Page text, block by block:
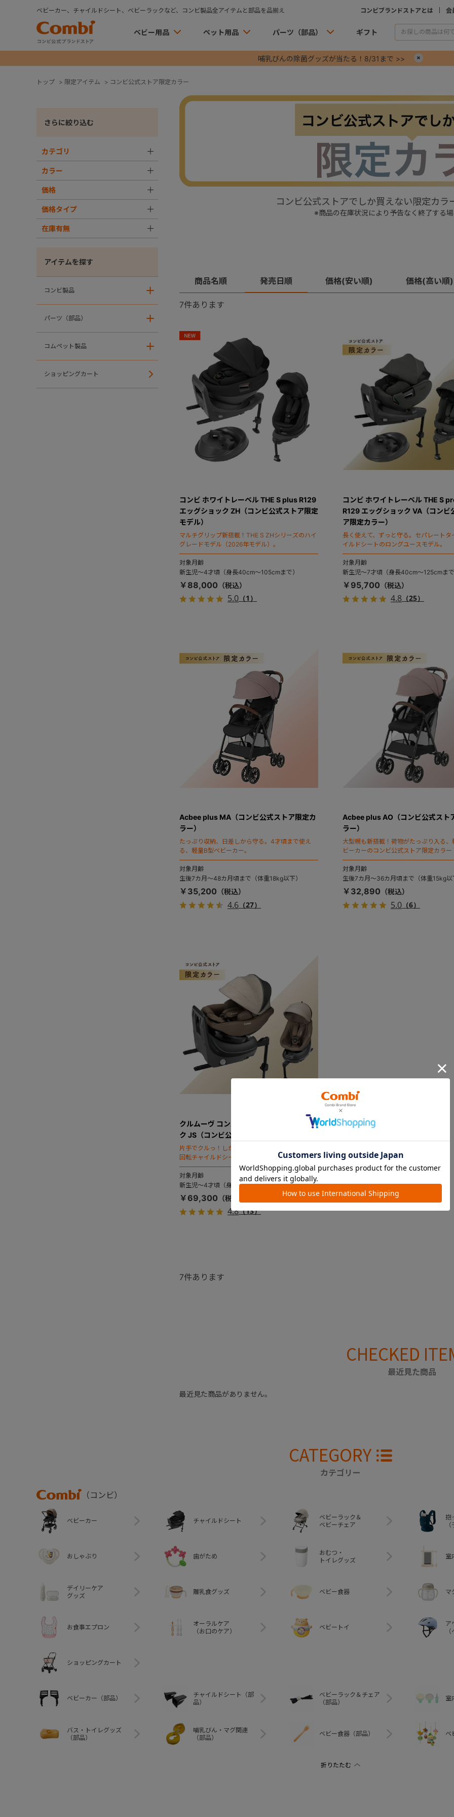
ベビーカー、チャイルドシート、ベビーラックなど、コンビ製品全アイテムと部品を品揃え コンビブランドストアとは 会
ベビー用品 ペット用品 パーツ（部品） ギフト
哺乳びんの除菌グッズが当たる！8/31まで >>
トップ > 限定アイテム > コンビ公式ストア限定カラー
さらに絞り込む
カテゴリ
カラー
価格
価格タイプ
在庫有無
アイテムを探す
コンビ製品
パーツ（部品）
コムペット製品
ショッピングカート
コンビ公式ストアでしか買えない限定カラ
※商品の在庫状況により予告なく終了する
商品名順 発売日順 価格(安い順) 価格(高い順)
7件あります
コンビ ホワイトレーベル THE S plus R129
エッグショック ZH（コンビ公式ストア限定
モデル）
マルチグリップ新搭載！THE S ZHシリーズのハイ
グレードモデル（2026年モデル）。
対象月齢
新生児～4才頃（身長40cm～105cmまで）
￥88,000
5.0 （1）
コンビ ホワイトレーベル THE S
R129 エッグショック VA（コンビ
ア限定カラー）
長く使えて、ずっと守る。セパレートタ
イルドシートのロングユースモデル。
対象月齢
新生児～7才頃（身長40cm～125cmま
￥95,700
4.8（25）
Acbee plus MA（コンビ公式ストア限定カ
ラー）
たっぷり収納、日差しから守る。4才頃まで使え
る、軽量B型ベビーカー。
対象月齢
生後7カ月～48カ月頃まで（体重18kg以下）
￥35,200
4.6 （27）
Acbee plus AO（コンビ公式スト
ラー）
大型幌も新搭載！荷物がたっぷり入る、
ビーカーのコンビ公式ストア限定カラ
モデル）。
対象月齢
生後7カ月～36カ月頃まで（体重15kg以
￥32,890
5.0（6）
クルムーヴ コンパクト R129 エッグショッ
ク JS（コンビ公式ストア限定カラー）
片手でクルっ！しかも、コンパクト！乗せやすい
回転チャイルドシート。
対象月齢
新生児～4才頃（身長40cm～105cmまで）
￥69,300
4.8（13）
7件あります
CHECKED
最近見た商品
最近見た商品がありません。
CATEGORY
カテゴリー
Combi
（コンビ）
ベビーカー チャイルドシート
ベビーラック＆
ベビーチェア
抱
おしゃぶり 歯がため
おむつ・
トイレグッズ
室
デイリーケア
グッズ
離乳食グッズ ベビー食器 マ
お食事エプロン
オーラルケア
（お口のケア）
ベビートイ
ア
ショッピングカート
ベビーカー（部品）
チャイルドシート（部
品）
ベビーラック＆チェア
（部品）
室
バス・トイレグッズ
（部品）
哺乳びん・マグ関連
（部品）
ベビー食器（部品） ベ